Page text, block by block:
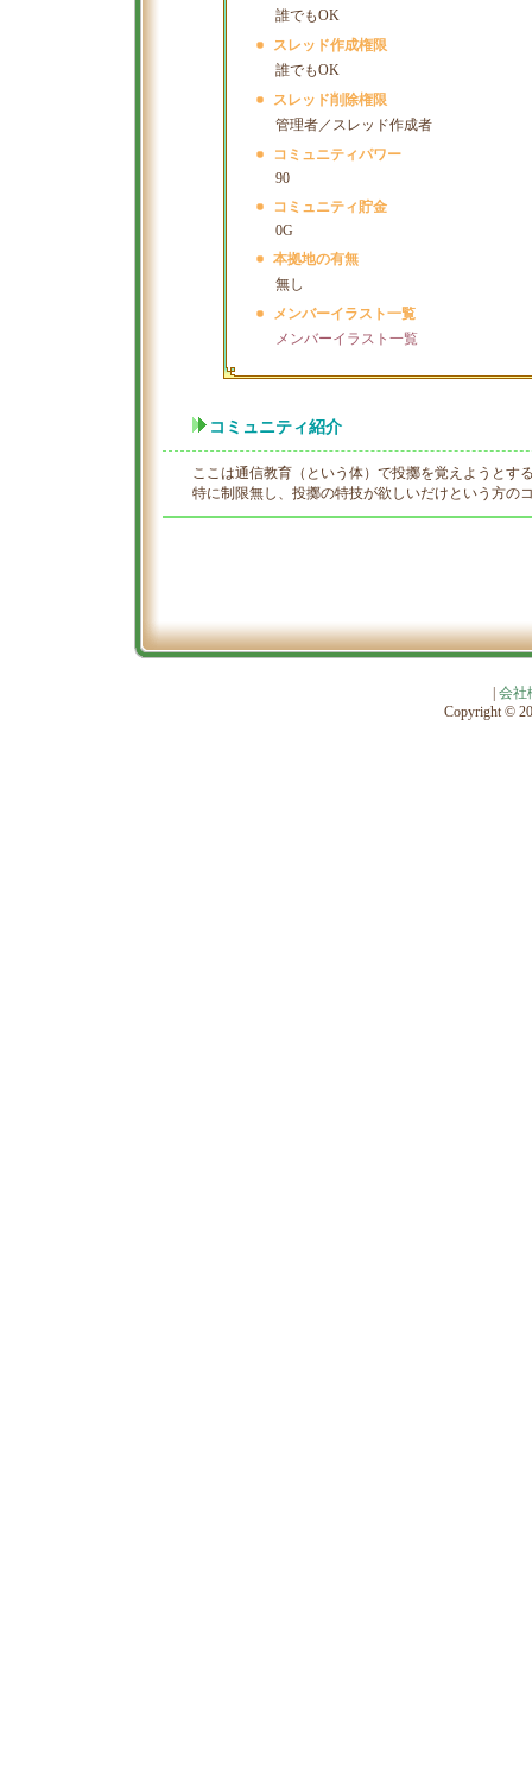
誰でもOK
スレッド作成権限
誰でもOK
スレッド削除権限
管理者／スレッド作成者
コミュニティパワー
90
コミュニティ貯金
0G
本拠地の有無
無し
メンバーイラスト一覧
メンバーイラスト一覧
コミュニティ紹介
ここは通信教育（という体）で投擲を覚えようとす
特に制限無し、投擲の特技が欲しいだけという方の
会社
Copyright ©